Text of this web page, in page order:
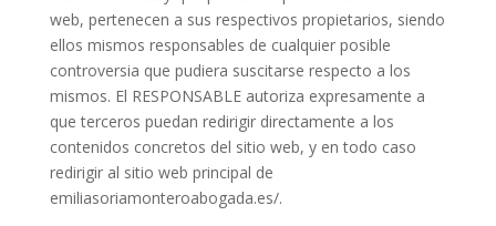
web, pertenecen a sus respectivos propietarios, siendo
ellos mismos responsables de cualquier posible
controversia que pudiera suscitarse respecto a los
mismos. El RESPONSABLE autoriza expresamente a
que terceros puedan redirigir directamente a los
contenidos concretos del sitio web, y en todo caso
redirigir al sitio web principal de
emiliasoriamonteroabogada.es/.